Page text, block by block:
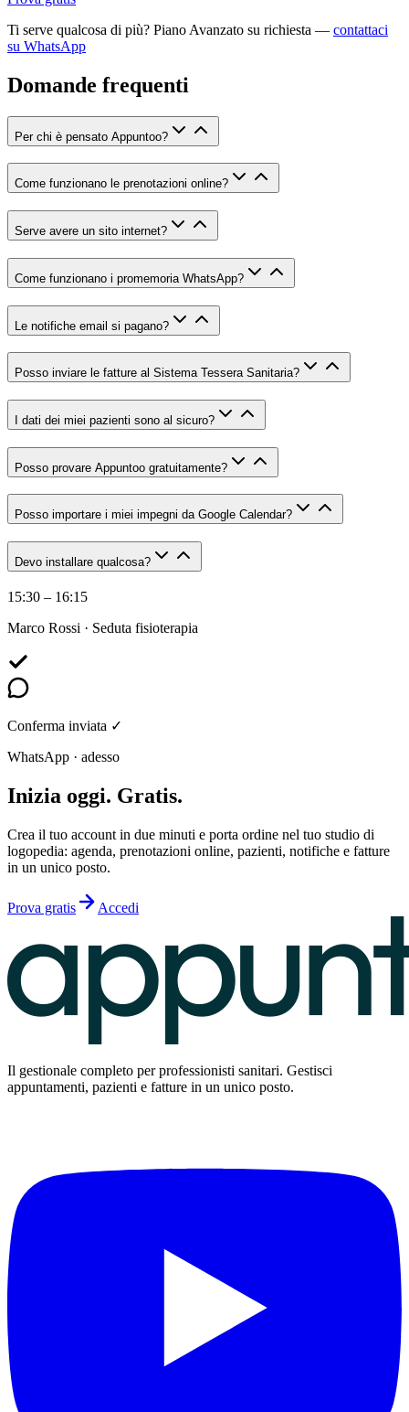
Ti serve qualcosa di più? Piano Avanzato su richiesta — contattaci
su WhatsApp
Domande frequenti
Per chi è pensato Appuntoo?
Come funzionano le prenotazioni online?
Serve avere un sito internet?
Come funzionano i promemoria WhatsApp?
Le notifiche email si pagano?
Posso inviare le fatture al Sistema Tessera Sanitaria?
I dati dei miei pazienti sono al sicuro?
Posso provare Appuntoo gratuitamente?
Posso importare i miei impegni da Google Calendar?
Devo installare qualcosa?
15:30 – 16:15
Marco Rossi · Seduta fisioterapia
Conferma inviata ✓
WhatsApp · adesso
Inizia oggi. Gratis.
Crea il tuo account in due minuti e porta ordine nel tuo studio di
logopedia: agenda, prenotazioni online, pazienti, notifiche e fatture
in un unico posto.
Prova gratis Accedi
Il gestionale completo per professionisti sanitari. Gestisci
appuntamenti, pazienti e fatture in un unico posto.